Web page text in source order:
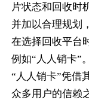
片状态和回收时
并加以合理规划
在选择回收平台
例如“人人销卡”。
“人人销卡”凭借
众多用户的信赖